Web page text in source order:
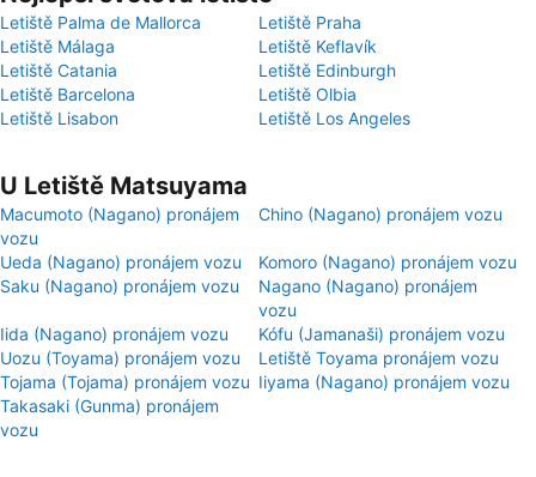
Letiště Palma de Mallorca
Letiště Praha
Letiště Málaga
Letiště Keflavík
Letiště Catania
Letiště Edinburgh
Letiště Barcelona
Letiště Olbia
Letiště Lisabon
Letiště Los Angeles
U Letiště Matsuyama
Macumoto (Nagano) pronájem
vozu
Chino (Nagano) pronájem vozu
Ueda (Nagano) pronájem vozu
Komoro (Nagano) pronájem vozu
Saku (Nagano) pronájem vozu
Nagano (Nagano) pronájem
vozu
Iida (Nagano) pronájem vozu
Kófu (Jamanaši) pronájem vozu
Uozu (Toyama) pronájem vozu
Letiště Toyama pronájem vozu
Tojama (Tojama) pronájem vozu Iiyama (Nagano) pronájem vozu
Takasaki (Gunma) pronájem
vozu